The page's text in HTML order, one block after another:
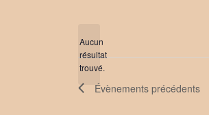
Notice
Aucun
résultat
trouvé.
Évènements précédents